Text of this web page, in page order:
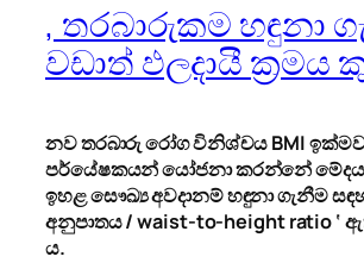
, තරබාරුකම හඳුනා
වඩාත් ඵලදායී ක්‍රමය
නව තරබාරු රෝග විනිශ්චයBMI
පර්යේෂකයන් යෝජනා කරන්නේ මේදය
ඉහළ සෞඛ්‍ය අවදානම් හඳුනා ගැනීම
අනුපාතය /waist-to-height ratio‘
ය.